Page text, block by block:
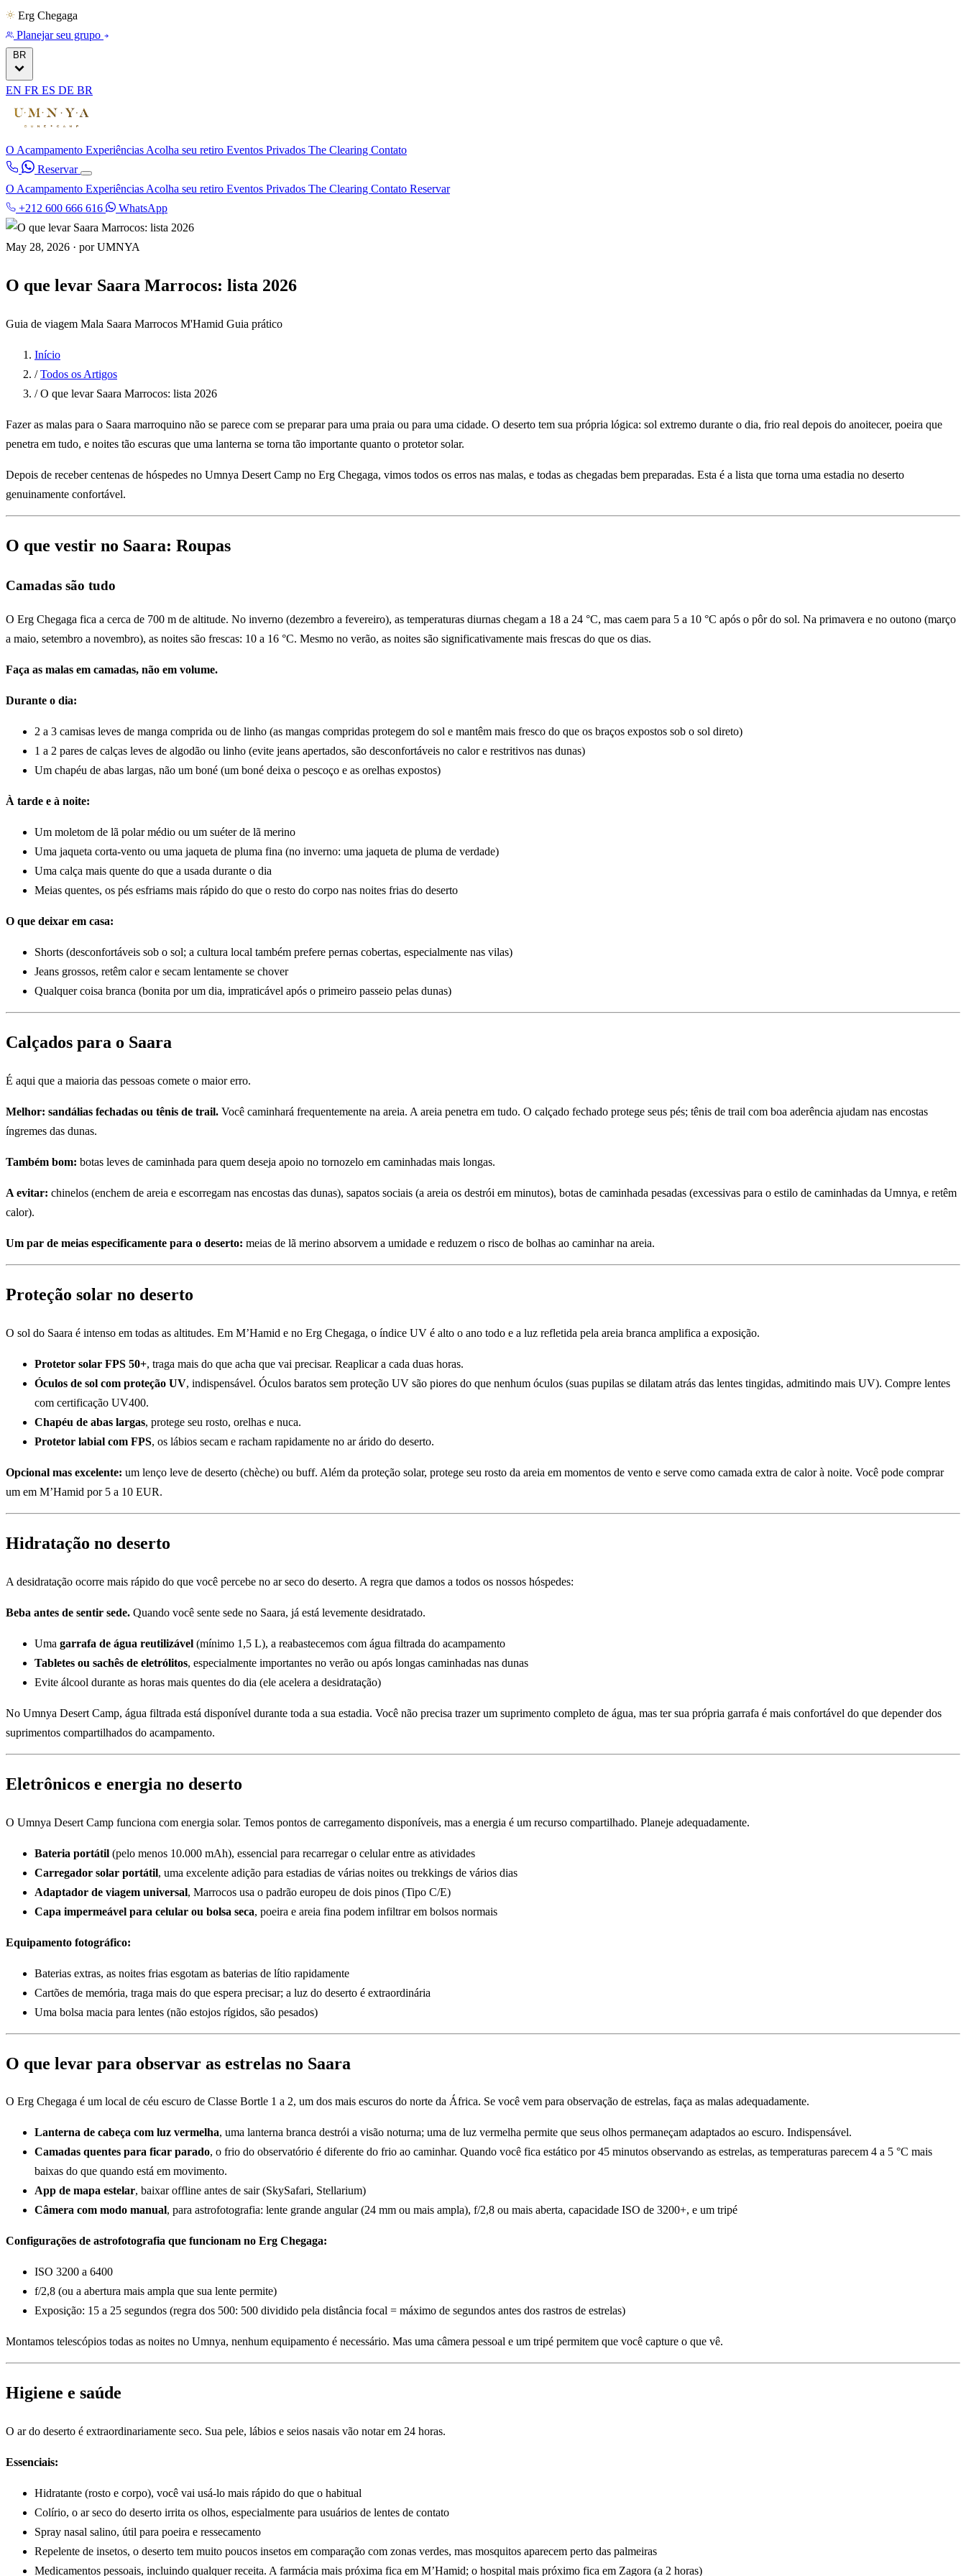
Erg Chegaga
Planejar seu grupo
BR
EN FR ES DE BR
O Acampamento Experiências Acolha seu retiro Eventos Privados The Clearing Contato
Reservar
O Acampamento Experiências Acolha seu retiro Eventos Privados The Clearing Contato Reservar
+212 600 666 616
WhatsApp
May 28, 2026 · por UMNYA
O que levar Saara Marrocos: lista 2026
Guia de viagem Mala Saara Marrocos M'Hamid Guia prático
Início
/ Todos os Artigos
/ O que levar Saara Marrocos: lista 2026
Fazer as malas para o Saara marroquino não se parece com se preparar para uma praia ou para uma cidade. O deserto tem sua própria lógica: sol extremo durante o dia, frio real depois do anoitecer, poeira que
penetra em tudo, e noites tão escuras que uma lanterna se torna tão importante quanto o protetor solar.
Depois de receber centenas de hóspedes no Umnya Desert Camp no Erg Chegaga, vimos todos os erros nas malas, e todas as chegadas bem preparadas. Esta é a lista que torna uma estadia no deserto
genuinamente confortável.
O que vestir no Saara: Roupas
Camadas são tudo
O Erg Chegaga fica a cerca de 700 m de altitude. No inverno (dezembro a fevereiro), as temperaturas diurnas chegam a 18 a 24 °C, mas caem para 5 a 10 °C após o pôr do sol. Na primavera e no outono (março
a maio, setembro a novembro), as noites são frescas: 10 a 16 °C. Mesmo no verão, as noites são significativamente mais frescas do que os dias.
Faça as malas em camadas, não em volume.
Durante o dia:
2 a 3 camisas leves de manga comprida ou de linho (as mangas compridas protegem do sol e mantêm mais fresco do que os braços expostos sob o sol direto)
1 a 2 pares de calças leves de algodão ou linho (evite jeans apertados, são desconfortáveis no calor e restritivos nas dunas)
Um chapéu de abas largas, não um boné (um boné deixa o pescoço e as orelhas expostos)
À tarde e à noite:
Um moletom de lã polar médio ou um suéter de lã merino
Uma jaqueta corta-vento ou uma jaqueta de pluma fina (no inverno: uma jaqueta de pluma de verdade)
Uma calça mais quente do que a usada durante o dia
Meias quentes, os pés esfriams mais rápido do que o resto do corpo nas noites frias do deserto
O que deixar em casa:
Shorts (desconfortáveis sob o sol; a cultura local também prefere pernas cobertas, especialmente nas vilas)
Jeans grossos, retêm calor e secam lentamente se chover
Qualquer coisa branca (bonita por um dia, impraticável após o primeiro passeio pelas dunas)
Calçados para o Saara
É aqui que a maioria das pessoas comete o maior erro.
Melhor: sandálias fechadas ou tênis de trail. Você caminhará frequentemente na areia. A areia penetra em tudo. O calçado fechado protege seus pés; tênis de trail com boa aderência ajudam nas encostas
íngremes das dunas.
Também bom: botas leves de caminhada para quem deseja apoio no tornozelo em caminhadas mais longas.
A evitar: chinelos (enchem de areia e escorregam nas encostas das dunas), sapatos sociais (a areia os destrói em minutos), botas de caminhada pesadas (excessivas para o estilo de caminhadas da Umnya, e retêm
calor).
Um par de meias especificamente para o deserto: meias de lã merino absorvem a umidade e reduzem o risco de bolhas ao caminhar na areia.
Proteção solar no deserto
O sol do Saara é intenso em todas as altitudes. Em M’Hamid e no Erg Chegaga, o índice UV é alto o ano todo e a luz refletida pela areia branca amplifica a exposição.
Protetor solar FPS 50+, traga mais do que acha que vai precisar. Reaplicar a cada duas horas.
Óculos de sol com proteção UV, indispensável. Óculos baratos sem proteção UV são piores do que nenhum óculos (suas pupilas se dilatam atrás das lentes tingidas, admitindo mais UV). Compre lentes
com certificação UV400.
Chapéu de abas largas, protege seu rosto, orelhas e nuca.
Protetor labial com FPS, os lábios secam e racham rapidamente no ar árido do deserto.
Opcional mas excelente: um lenço leve de deserto (chèche) ou buff. Além da proteção solar, protege seu rosto da areia em momentos de vento e serve como camada extra de calor à noite. Você pode comprar
um em M’Hamid por 5 a 10 EUR.
Hidratação no deserto
A desidratação ocorre mais rápido do que você percebe no ar seco do deserto. A regra que damos a todos os nossos hóspedes:
Beba antes de sentir sede. Quando você sente sede no Saara, já está levemente desidratado.
Uma garrafa de água reutilizável (mínimo 1,5 L), a reabastecemos com água filtrada do acampamento
Tabletes ou sachês de eletrólitos, especialmente importantes no verão ou após longas caminhadas nas dunas
Evite álcool durante as horas mais quentes do dia (ele acelera a desidratação)
No Umnya Desert Camp, água filtrada está disponível durante toda a sua estadia. Você não precisa trazer um suprimento completo de água, mas ter sua própria garrafa é mais confortável do que depender dos
suprimentos compartilhados do acampamento.
Eletrônicos e energia no deserto
O Umnya Desert Camp funciona com energia solar. Temos pontos de carregamento disponíveis, mas a energia é um recurso compartilhado. Planeje adequadamente.
Bateria portátil (pelo menos 10.000 mAh), essencial para recarregar o celular entre as atividades
Carregador solar portátil, uma excelente adição para estadias de várias noites ou trekkings de vários dias
Adaptador de viagem universal, Marrocos usa o padrão europeu de dois pinos (Tipo C/E)
Capa impermeável para celular ou bolsa seca, poeira e areia fina podem infiltrar em bolsos normais
Equipamento fotográfico:
Baterias extras, as noites frias esgotam as baterias de lítio rapidamente
Cartões de memória, traga mais do que espera precisar; a luz do deserto é extraordinária
Uma bolsa macia para lentes (não estojos rígidos, são pesados)
O que levar para observar as estrelas no Saara
O Erg Chegaga é um local de céu escuro de Classe Bortle 1 a 2, um dos mais escuros do norte da África. Se você vem para observação de estrelas, faça as malas adequadamente.
Lanterna de cabeça com luz vermelha, uma lanterna branca destrói a visão noturna; uma de luz vermelha permite que seus olhos permaneçam adaptados ao escuro. Indispensável.
Camadas quentes para ficar parado, o frio do observatório é diferente do frio ao caminhar. Quando você fica estático por 45 minutos observando as estrelas, as temperaturas parecem 4 a 5 °C mais
baixas do que quando está em movimento.
App de mapa estelar, baixar offline antes de sair (SkySafari, Stellarium)
Câmera com modo manual, para astrofotografia: lente grande angular (24 mm ou mais ampla), f/2,8 ou mais aberta, capacidade ISO de 3200+, e um tripé
Configurações de astrofotografia que funcionam no Erg Chegaga:
ISO 3200 a 6400
f/2,8 (ou a abertura mais ampla que sua lente permite)
Exposição: 15 a 25 segundos (regra dos 500: 500 dividido pela distância focal = máximo de segundos antes dos rastros de estrelas)
Montamos telescópios todas as noites no Umnya, nenhum equipamento é necessário. Mas uma câmera pessoal e um tripé permitem que você capture o que vê.
Higiene e saúde
O ar do deserto é extraordinariamente seco. Sua pele, lábios e seios nasais vão notar em 24 horas.
Essenciais:
Hidratante (rosto e corpo), você vai usá-lo mais rápido do que o habitual
Colírio, o ar seco do deserto irrita os olhos, especialmente para usuários de lentes de contato
Spray nasal salino, útil para poeira e ressecamento
Repelente de insetos, o deserto tem muito poucos insetos em comparação com zonas verdes, mas mosquitos aparecem perto das palmeiras
Medicamentos pessoais, incluindo qualquer receita. A farmácia mais próxima fica em M’Hamid; o hospital mais próximo fica em Zagora (a 2 horas)